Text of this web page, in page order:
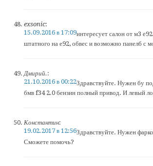
exsonic:
15.09.2016 в 17:09интересует салон от м3
штатного на е92, обвес и возможно панелб с
Дмирий. :
21.10.2016 в 00:22Здравствуйте. Нужен бу
бмв f34 2.0 бензин полный привод. И левый
Константин:
19.02.2017 в 12:56Здравствуйте. Нужен
Сможете помочь?